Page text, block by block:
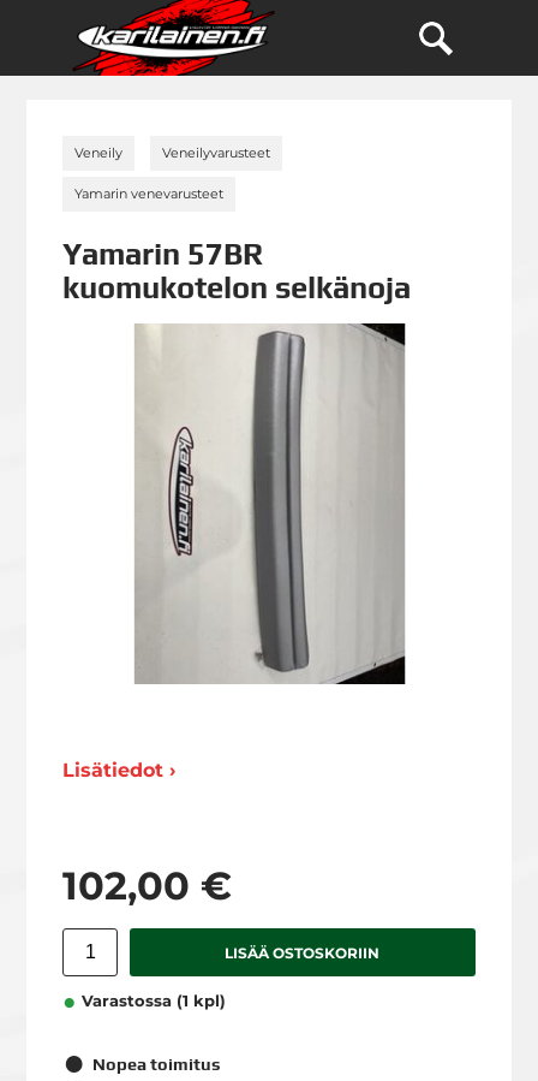
Veneily Veneilyvarusteet
Yamarin venevarusteet
Yamarin 57BR
kuomukotelon selkänoja
Lisätiedot ›
102,00 €
LISÄÄ OSTOSKORIIN
Varastossa (1 kpl)
Nopea toimitus